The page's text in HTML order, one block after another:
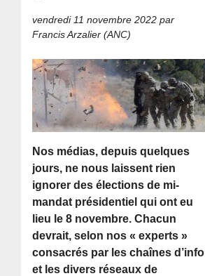
vendredi 11 novembre 2022 par
Francis Arzalier (ANC)
Nos médias, depuis quelques
jours, ne nous laissent rien
ignorer des élections de mi-
mandat présidentiel qui ont eu
lieu le 8 novembre. Chacun
devrait, selon nos « experts »
consacrés par les chaînes d’info
et les divers réseaux de